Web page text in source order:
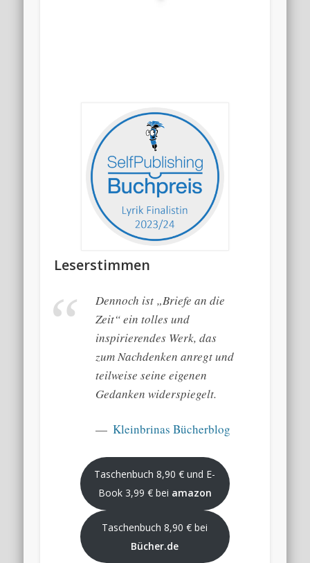
Leserstimmen
Dennoch ist „Briefe an die
Zeit“ ein tolles und
inspirierendes Werk, das
zum Nachdenken anregt und
teilweise seine eigenen
Gedanken widerspiegelt.
Kleinbrinas Bücherblog
Taschenbuch 8,90 € und E-
Book 3,99 € bei amazon
Taschenbuch 8,90 € bei
Bücher.de